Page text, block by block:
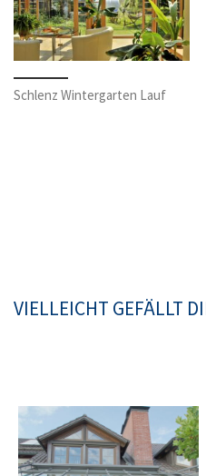
Schlenz Wintergarten Lauf
VIELLEICHT GEFÄLLT